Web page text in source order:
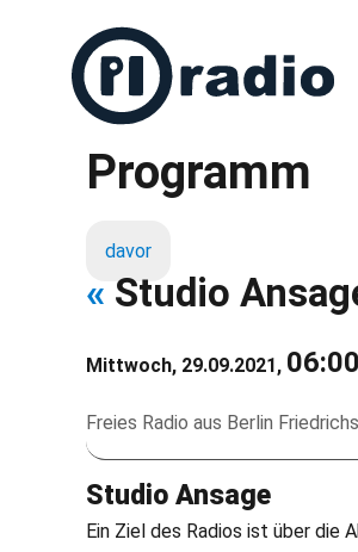
Freies Radio in Berlin
Programm
davor
« Studio
Mittwoch, 29.09.2021, 06:00
Freies Radio aus Berlin
Studio Ansage
Ein Ziel des Radios ist über die